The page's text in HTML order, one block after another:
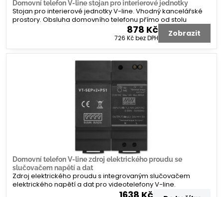
Domovní telefon V-line stojan pro interierové jednotky
Stojan pro interierové jednotky V-line. Vhodný kancelářské
prostory. Obsluha domovního telefonu přímo od stolu
878 Kč
726 Kčbez DPH Zobrazit
Domovní telefon V-line zdroj elektrického proudu se
slučovačem napětí a dat
Zdroj elektrického proudu s integrovaným slučovačem
elektrického napětí a dat pro videotelefony V-line.